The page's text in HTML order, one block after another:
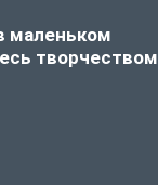
маленьком
творчеством